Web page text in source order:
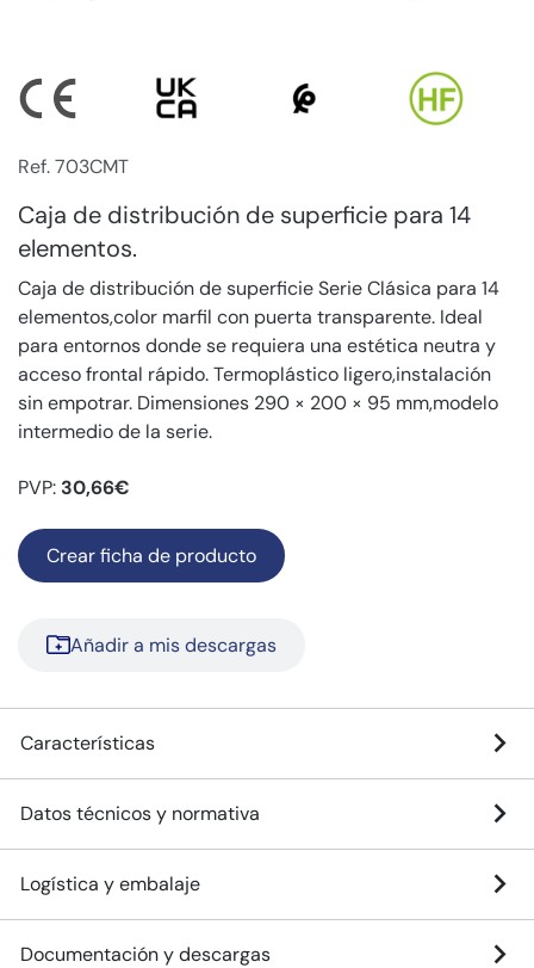
Ref. 703CMT
Caja de distribución de superficie para 14
elementos.
Caja de distribución de superficie Serie Clásica para 14
elementos,color marfil con puerta transparente. Ideal
para entornos donde se requiera una estética neutra y
acceso frontal rápido. Termoplástico ligero,instalación
sin empotrar. Dimensiones 290 × 200 × 95 mm,modelo
intermedio de la serie.
PVP: 30,66€
Crear ficha de producto
Añadir a mis descargas
Características
Datos técnicos y normativa
Logística y embalaje
Documentación y descargas